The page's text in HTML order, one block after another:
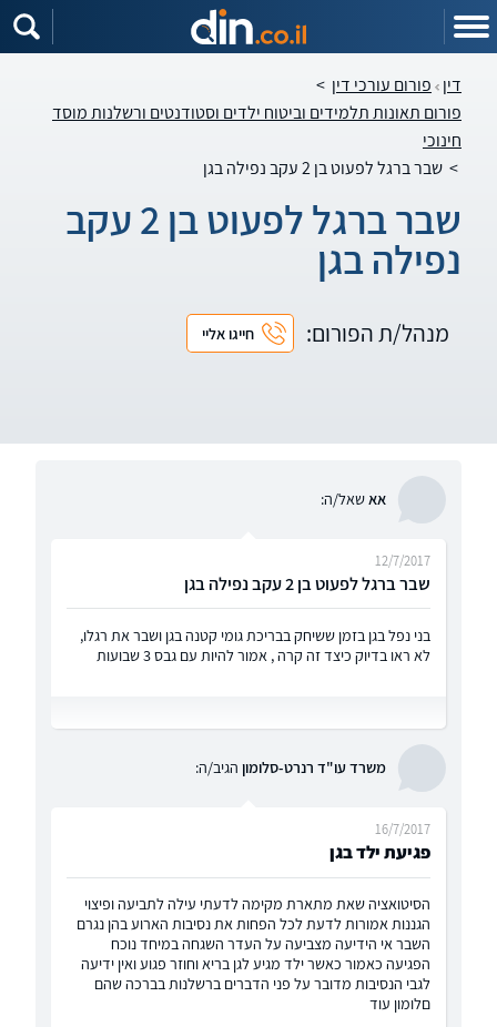
דין פורום עורכי דין >
פורום תאונות תלמידים וביטוח ילדים וסטודנטים ורשלנות מוסד
חינוכי
> שבר ברגל לפעוט בן 2 עקב נפילה בגן
שבר ברגל לפעוט בן 2 עקב
נפילה בגן
מנהל/ת הפורום: חייגו אליי
אאשאל/ה:
שבר ברגל לפעוט בן 2 עקב נפילה בגן
12/7/2017
בני נפל בגן בזמן ששיחק בבריכת גומי קטנה בגן ושבר את רגלו,
לא ראו בדיוק כיצד זה קרה , אמור להיות עם גבס 3 שבועות
משרד עו"ד רנרט-סלומון הגיב/ה:
פגיעת ילד בגן
16/7/2017
הסיטואציה שאת מתארת מקימה לדעתי עילה לתביעה ופיצוי
הגננות אמורות לדעת לכל הפחות את נסיבות הארוע בהן נגרם
השבר אי הידיעה מצביעה על העדר השגחה במיחד נוכח
הפגיעה כאמור כאשר ילד מגיע לגן בריא וחוזר פגוע ואין ידיעה
לגבי הנסיבות מדובר על פני הדברים ברשלנות בברכה שהם
םלומון עוד